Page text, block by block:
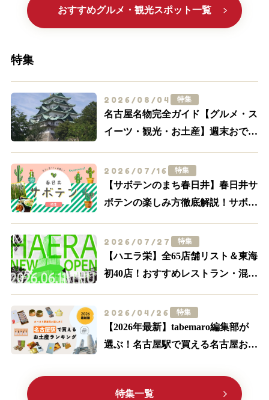
おすすめグルメ・観光スポット一覧
特集
2026/08/04 特集
名古屋名物完全ガイド【グルメ・ス
イーツ・観光・お土産】週末おでか
2026/07/16 特集
【サボテンのまち春日井】春日井サ
ボテンの楽しみ方徹底解説！サボテ
買う・体験する】
2026/07/27 特集
【ハエラ栄】全65店舗リスト＆東海
初40店！おすすめレストラン・混
2026/04/26 特集
【2026年最新】tabemaro編集部が
選ぶ！名古屋駅で買える名古屋お土
特集一覧